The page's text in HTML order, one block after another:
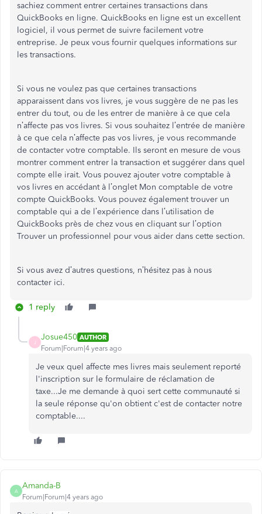
sachiez comment entrer certaines transactions dans
QuickBooks en ligne. QuickBooks en ligne est un excellent
logiciel, il vous permet de suivre facilement votre
entreprise. Je peux vous fournir quelques informations sur
les transactions.
Si vous ne voulez pas que certaines transactions
apparaissent dans vos livres, je vous suggère de ne pas les
entrer du tout, ou de les entrer de manière à ce que cela
n’affecte pas vos livres. Si vous souhaitez l’entrée de manière
à ce que cela n’affecte pas vos livres, je vous recommande
de contacter votre comptable. Ils seront en mesure de vous
montrer comment entrer la transaction et suggérer dans quel
compte elle irait. Vous pouvez ajouter votre comptable à
vos livres en accédant à l’onglet Mon comptable de votre
compte QuickBooks. Vous pouvez également trouver un
comptable qui a de l’expérience dans l’utilisation de
QuickBooks près de chez vous en cliquant sur l’option
Trouver un professionnel pour vous aider dans cette section.
Si vous avez d’autres questions, n’hésitez pas à nous
contacter ici.
1 reply
Josue450 AUTHOR
Forum|Forum|4 years ago
Je veux quel affecte mes livres mais seulement reporté
l'inscription sur le formulaire de réclamation de
taxe...Je me demande à quoi sert cette communauté si
la seule réponse qu'on obtient c'est de contacter notre
comptable....
A
Amanda-B
Forum|Forum|4 years ago